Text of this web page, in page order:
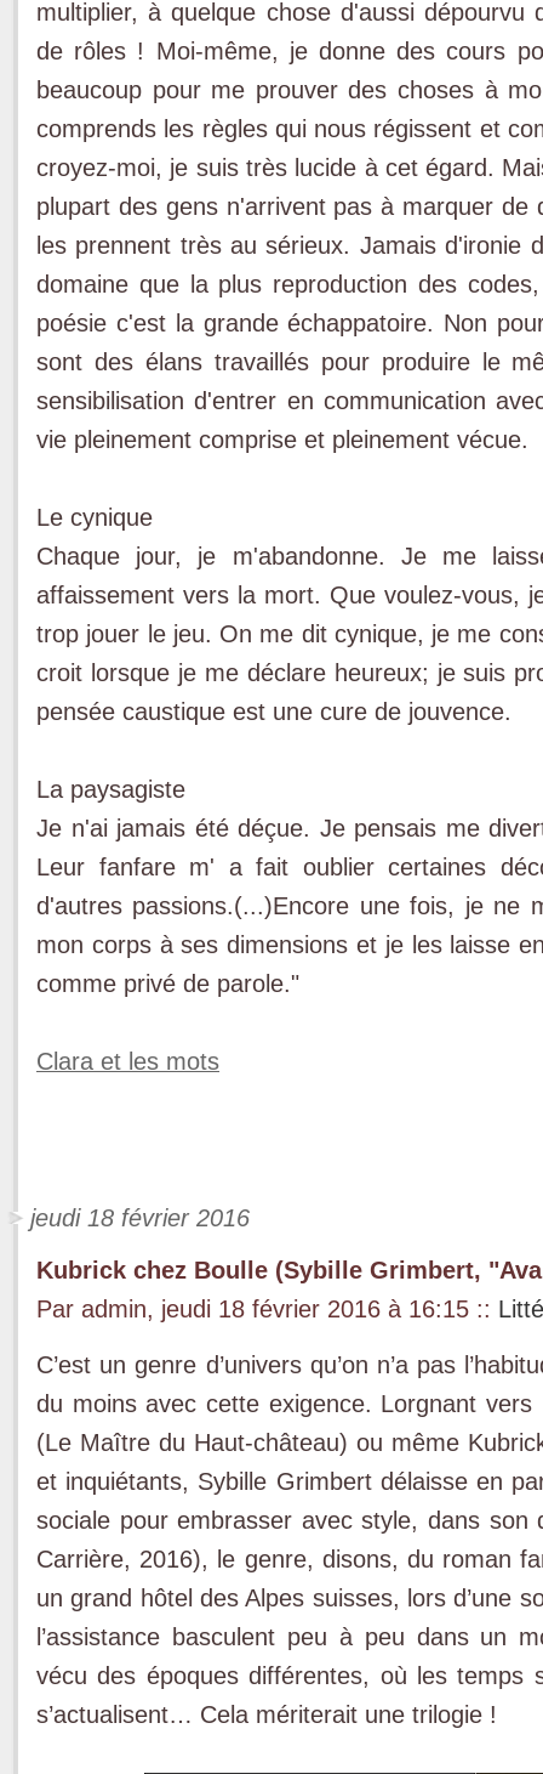
multiplier, à quelque chose d'aussi dépourvu
de rôles ! Moi-même, je donne des cours
beaucoup pour me prouver des choses à
comprends les règles qui nous régissent et
croyez-moi, je suis très lucide à cet égard.
plupart des gens n'arrivent pas à marquer
les prennent très au sérieux. Jamais d'ironie
domaine que la plus reproduction des
poésie c'est la grande échappatoire. Non
sont des élans travaillés pour produire le
sensibilisation d'entrer en communication
vie pleinement comprise et pleinement vécue.
Le cynique
Chaque jour, je m'abandonne. Je me
affaissement vers la mort. Que voulez-vous,
trop jouer le jeu. On me dit cynique, je me
croit lorsque je me déclare heureux; je suis
pensée caustique est une cure de jouvence.
La paysagiste
Je n'ai jamais été déçue. Je pensais me
Leur fanfare m' a fait oublier certaines
d'autres passions.(...)Encore une fois, je ne
mon corps à ses dimensions et je les laisse
comme privé de parole."
Clara et les mots
jeudi 18 février 2016
Kubrick chez Boulle (Sybille Grimbert,
Par admin, jeudi 18 février 2016 à 16:15 ::
C’est un genre d’univers qu’on n’a pas
du moins avec cette exigence. Lorgnant
(Le Maître du Haut-château) ou même
et inquiétants, Sybille Grimbert délaisse en
sociale pour embrasser avec style, dans son
Carrière, 2016), le genre, disons, du roman
un grand hôtel des Alpes suisses, lors d’une
l’assistance basculent peu à peu dans un
vécu des époques différentes, où les temps
s’actualisent… Cela mériterait une trilogie !